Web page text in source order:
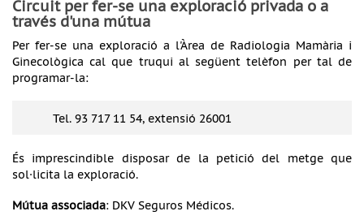
Circuit per fer-se una exploració privada o a
través d'una mútua
Per fer-se una exploració a l'Àrea de Radiologia Mamària i
Ginecològica cal que truqui al següent telèfon per tal de
programar-la:
Tel. 93 717 11 54, extensió 26001
És imprescindible disposar de la petició del metge que
sol·licita la exploració.
Mútua associada: DKV Seguros Médicos.